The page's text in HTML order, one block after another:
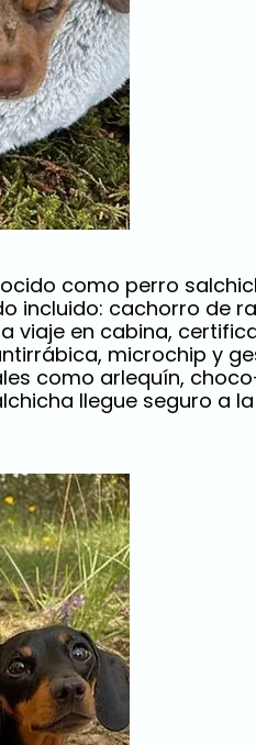
como perro
incluido: cachorro de
viaje en cabina,
microchip y
como arlequín,
llegue seguro a